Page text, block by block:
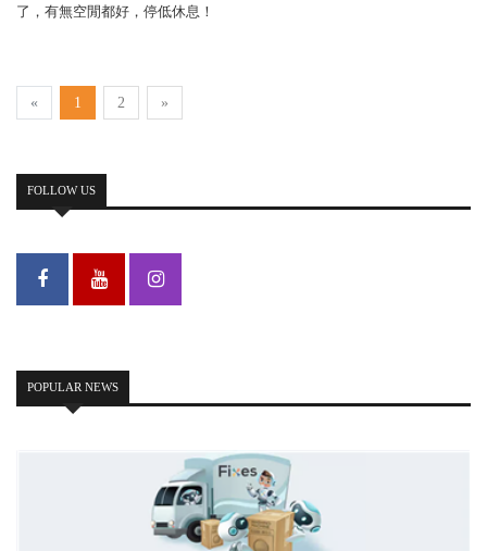
了，有無空閒都好，停低休息！
« 1 2 »
FOLLOW US
POPULAR NEWS